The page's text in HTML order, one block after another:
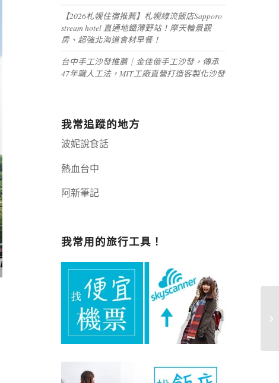
【2026札幌住宿推薦】札幌線流飯店Sapporo
stream hotel 直通地鐵薄野站！摩天輪景觀
房、超強北海道食材早餐！
台中手工沙發推薦｜金佳億手工沙發，傳承
47年職人工法，MIT工廠直營打造客製化沙發
我常追蹤的地方
波妮說食話
熱血台中
阿新筆記嘉義+1 | 嘉義加一
我常用的旅行工具！